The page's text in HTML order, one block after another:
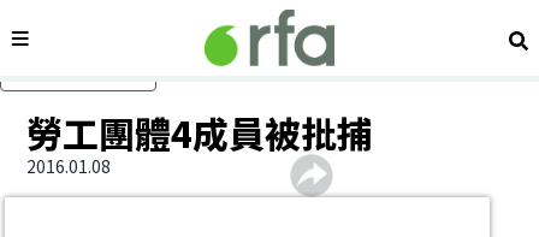
內容分類 搜
勞工團體4成員被批捕
2016.01.08